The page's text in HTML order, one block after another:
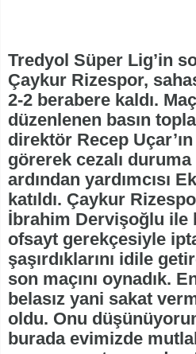
Tredyol Süper Lig’in
Çaykur Rizespor,
2-2 berabere kaldı.
düzenlenen basın
direktör Recep Uçar’ın
görerek cezalı
ardından yardımcısı
katıldı. Çaykur
İbrahim Dervişoğlu ile
ofsayt gerekçesiyle
şaşırdıklarını idile
son maçını oynadık.
belasız yani sakat
oldu. Onu
burada evimizde